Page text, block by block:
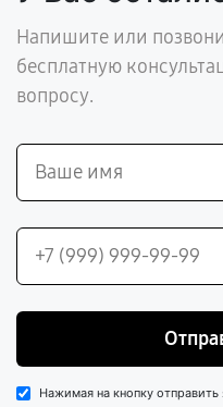
Напишите или
бесплатную
вопросу.
Нажимая на кнопку